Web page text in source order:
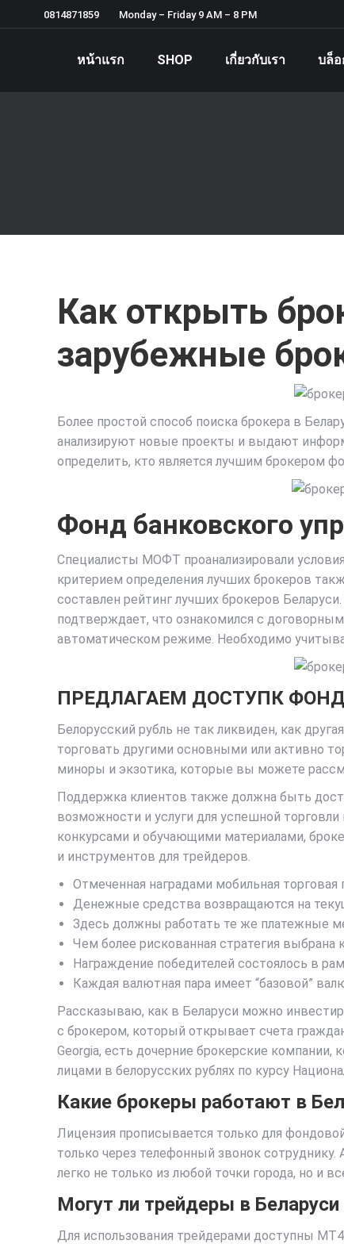
0814871859 Monday – Friday 9 AM – 8 PM
หน้าแรก SHOP เกี่ยวกับเรา บล็
Как открыть
зарубежные
Более простой способ поиска брокера в
анализируют новые проекты и выдают
определить, кто является лучшим брокером
Фонд банковского
Специалисты МОФТ проанализировали
критерием определения лучших брокеров
составлен рейтинг лучших брокеров
подтверждает, что ознакомился с
автоматическом режиме. Необходимо
ПРЕДЛАГАЕМ ДОСТУПК
Белорусский рубль не так ликвиден, как
торговать другими основными или активно
миноры и экзотика, которые вы можете
Поддержка клиентов также должна быть
возможности и услуги для успешной
конкурсами и обучающими материалами,
и инструментов для трейдеров.
Отмеченная наградами мобильная
Денежные средства возвращаются на
Здесь должны работать те же платежные
Чем более рискованная стратегия
Награждение победителей состоялось в
Каждая валютная пара имеет “базовой”
Рассказываю, как в Беларуси можно
с брокером, который открывает счета
Georgia, есть дочерние брокерские
лицами в белорусских рублях по курсу
Какие брокеры работают в
Лицензия прописывается только для
только через телефонный звонок
легко не только из любой точки города, но и
Могут ли трейдеры в
Для использования трейдерами доступны